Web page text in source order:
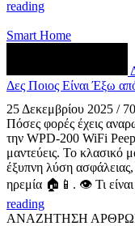
reading
Smart Home
Δες Ποιος Είναι Έξω
25 Δεκεμβρίου 2025 /
Πόσες φορές έχεις
την WPD-200 WiFi
μαντεύεις. Το κλασικό
έξυπνη λύση
ηρεμία 🏠📱. 👁️ Τι
reading
ΑΝΑΖΗΤΗΣΗ